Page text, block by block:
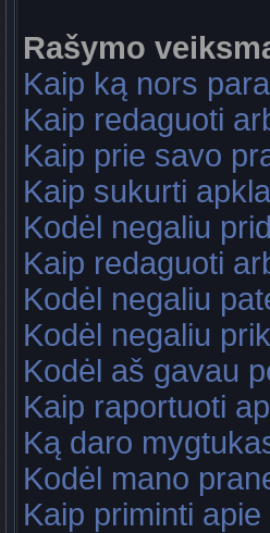
Rašymo
Kaip ką nors
Kaip redaguoti
Kaip prie savo
Kaip sukurti
Kodėl negaliu
Kaip redaguoti
Kodėl negaliu
Kodėl negaliu
Kodėl aš gavau
Kaip raportuoti
Ką daro
Kodėl mano
Kaip priminti